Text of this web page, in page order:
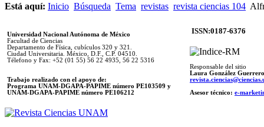
Está aquí: Inicio Búsqueda Tema revistas revista ciencias 104
Universidad Nacional Autónoma de México
Facultad de Ciencias
Departamento de Física, cubículos 320 y 321.
Ciudad Universitaria. México, D.F., C.P. 04510.
Télefono y Fax: +52 (01 55) 56 22 4935, 56 22 5316
Trabajo realizado con el apoyo de:
Programa UNAM-DGAPA-PAPIME número PE103509 y
UNAM-DGAPA-PAPIME número PE106212
ISSN:0187-6376
Responsable del sitio
Laura González Guerrero
Asesor técnico: e-